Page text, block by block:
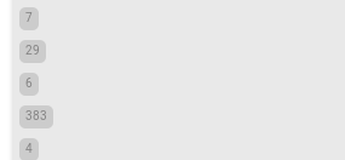
7
29
6
383
4